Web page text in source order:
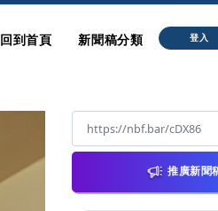
回到首頁 新聞稿分類 登入
推廣新聞